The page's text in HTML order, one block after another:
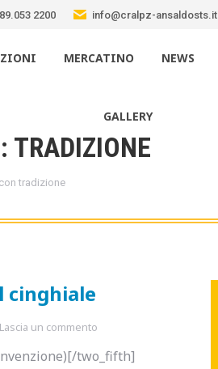
2200 info@cralpz-ansaldosts.it
MERCATINO NEWS
GALLERY
TRADIZIONE
tradizione
cinghiale
Lascia un commento
two_fifth]